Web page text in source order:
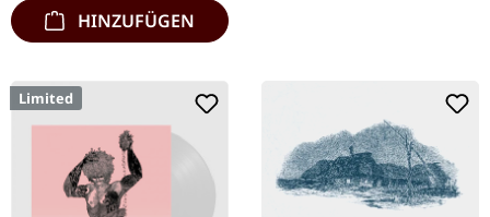
HINZUFÜGEN
Limited